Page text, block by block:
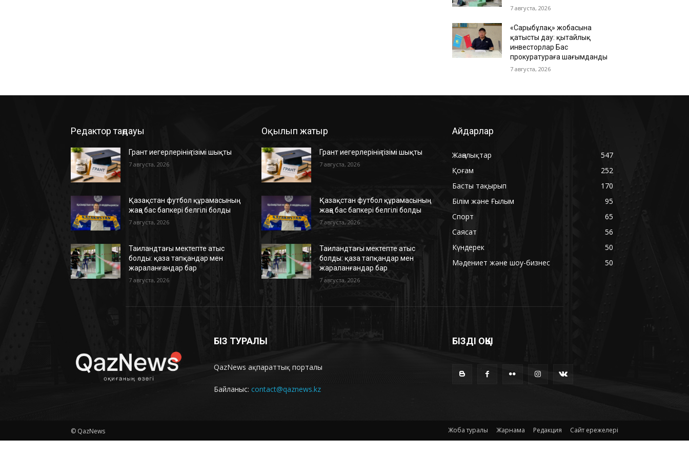
7 августа, 2026
«Сарыбұлақ» жобасына
қатысты дау: қытайлық
инвесторлар Бас
прокуратураға шағымданды
7 августа, 2026
Редактор таңдауы
Грант иегерлерінің тізімі шықты
7 августа, 2026
Қазақстан футбол құрамасының
жаңа бас бапкері белгілі болды
7 августа, 2026
Таиландтағы мектепте атыс
болды: қаза тапқандар мен
жараланғандар бар
7 августа, 2026
Оқылып жатыр
Грант иегерлерінің тізімі шықты
7 августа, 2026
Қазақстан футбол құрамасының
жаңа бас бапкері белгілі болды
7 августа, 2026
Таиландтағы мектепте атыс
болды: қаза тапқандар мен
жараланғандар бар
7 августа, 2026
Айдарлар
Жаңалықтар
547
Қоғам
252
Басты тақырып
170
Білім және Ғылым
95
Спорт
65
Саясат
56
Күндерек
50
Мәдениет және шоу-бизнес
50
БІЗ ТУРАЛЫ
QazNews ақпараттық порталы
Байланыс: contact@qaznews.kz
БІЗДІ ОҚЫ
© QazNews Жоба туралы Жарнама Редакция Сайт ережелері